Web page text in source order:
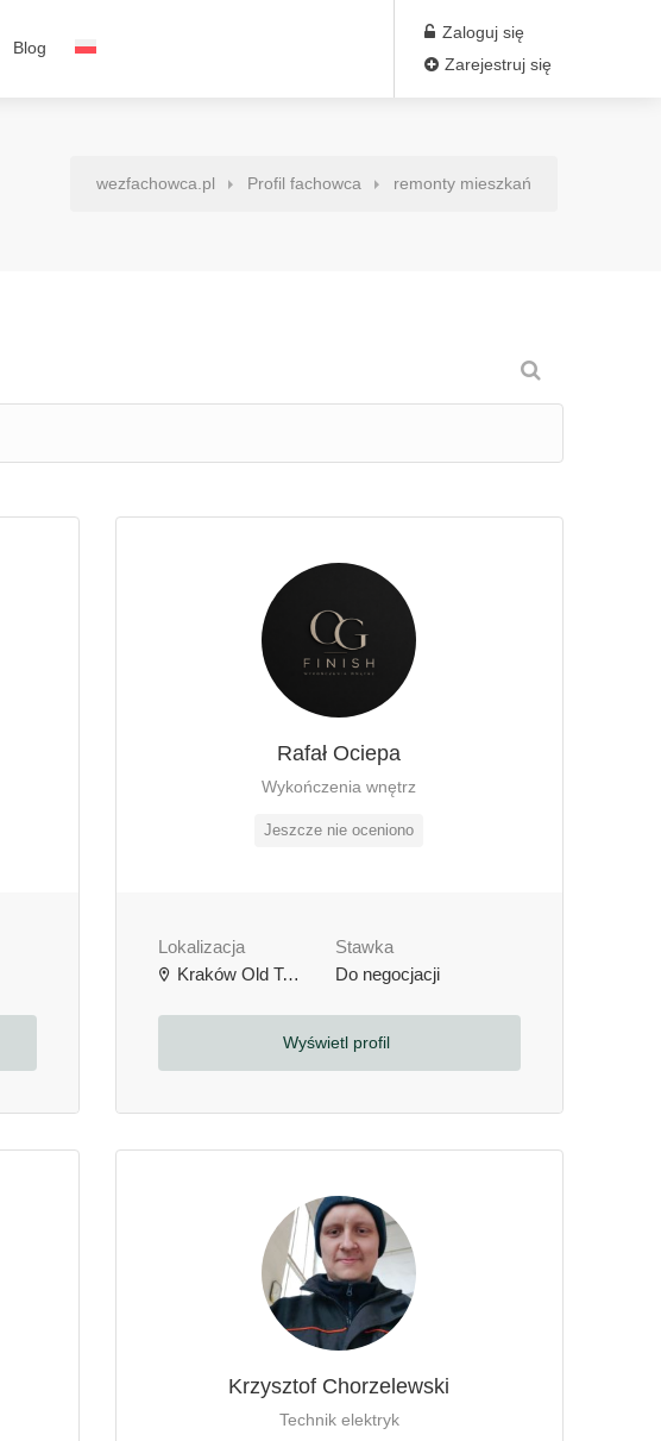
Blog
Zaloguj się
Zarejestruj się
wezfachowca.pl Profil fachowca remonty mieszkań
Rafał Ociepa
Wykończenia wnętrz
Jeszcze nie oceniono
Lokalizacja
Kraków Old Town, Kraków, Polska
Stawka
Do negocjacji
Wyświetl profil
Krzysztof Chorzelewski
Technik elektryk